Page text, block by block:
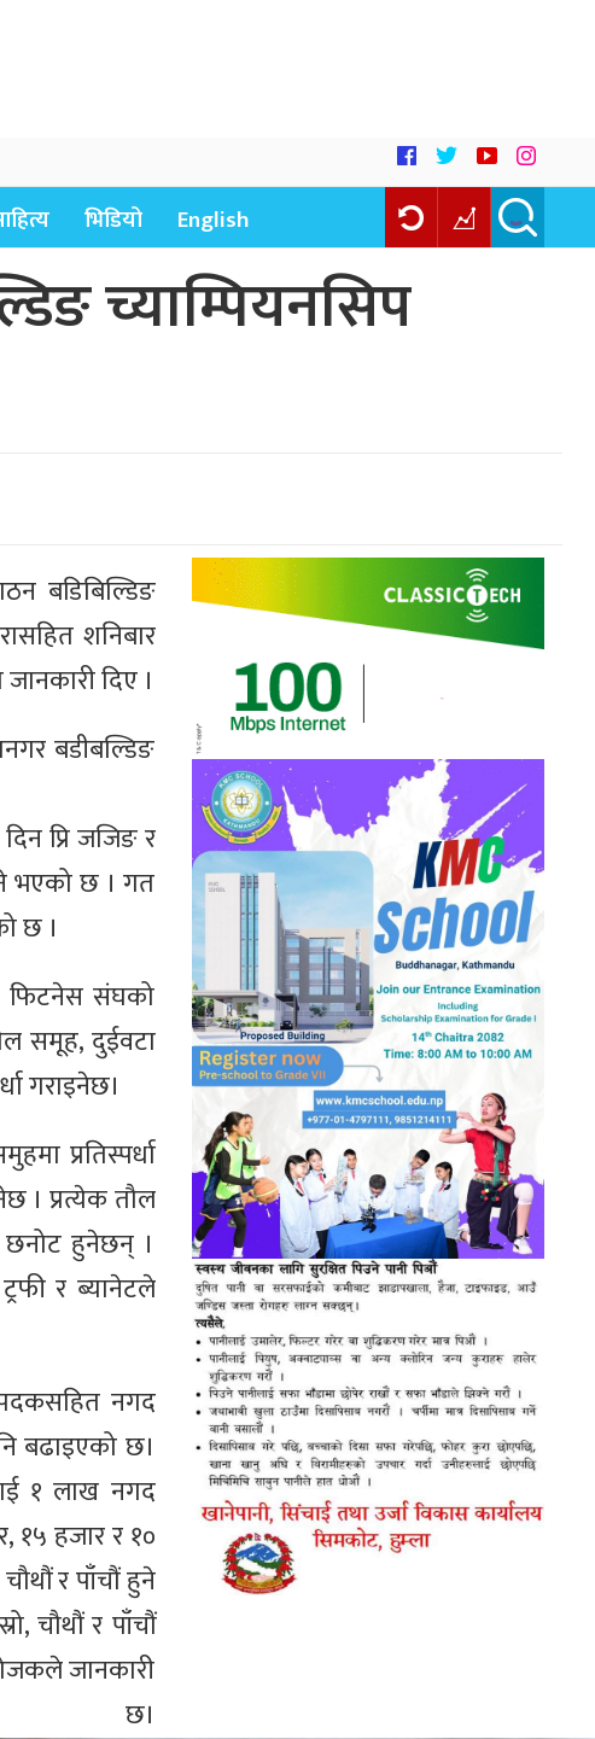
भिडियो English
च्याम्पियनसिप
बडिबिल्डिङ
शनिबार
दिए ।
बडीबल्डिङ
प्रि जजिङ र
भएको छ । गत
छ ।
फिटनेस संघको
समूह, दुईवटा
गराइनेछ।
प्रतिस्पर्धा
। प्रत्येक तौल
छनोट हुनेछन् ।
र ब्यानेटले
पदकसहित नगद
बढाइएको छ।
१ लाख नगद
१५ हजार र १०
र पाँचौं हुने
चौथौं र पाँचौं
जानकारी